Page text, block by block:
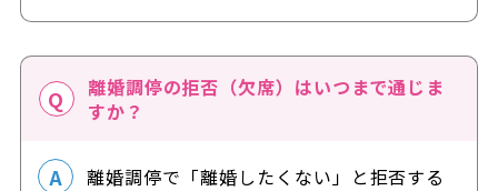
離婚調停の拒否（欠席）はいつまで通じま
すか？
離婚調停で「離婚したくない」と拒否する